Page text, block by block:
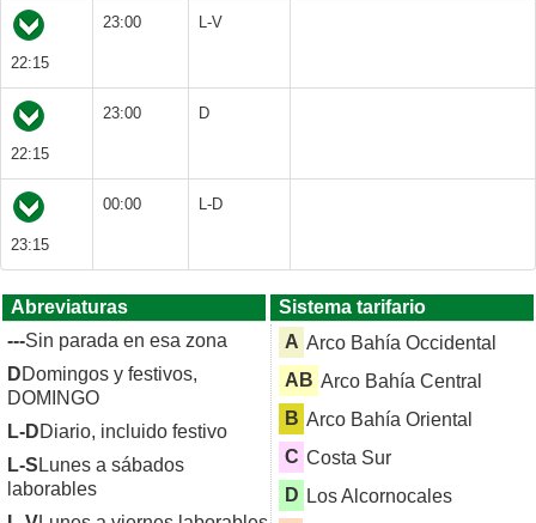
22:15
23:00 L-V
22:15
23:00 D
23:15
00:00 L-D
Abreviaturas
---Sin parada en esa zona
DDomingos y festivos,
DOMINGO
L-DDiario, incluido festivo
L-S Lunes a sábados
laborables
Sistema tarifario
A Arco Bahía Occidental
AB Arco Bahía Central
B Arco Bahía Oriental
C Costa Sur
D Los Alcornocales